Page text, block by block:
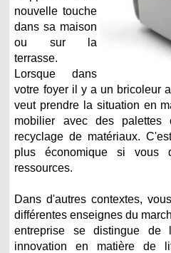
nouvelle touche
dans sa maison
ou sur la
terrasse.
Lorsque dans
votre foyer il y a un bricoleur
veut prendre la situation en
mobilier avec des
recyclage de matériaux.
plus économique si vous
ressources.
Dans d'autres contextes,
différentes enseignes du
entreprise se distingue de
innovation en matière de